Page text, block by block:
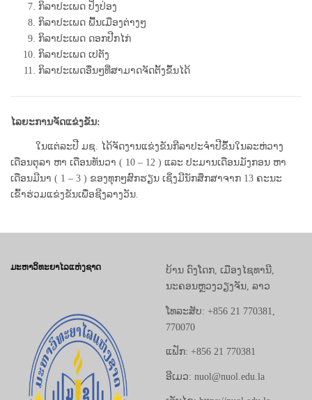
ກິລາປະເພດ ປິ່ງປ່ອງ
ກິລາປະເພດ ພື້ນເມືອງຕ່າງໆ
ກິລາປະເພດ ດອກປີກໄກ່
ກິລາປະເພດ ເປຕັງ
ກິລາປະເພດອື່ນໆທີ່ສາມາດຈັດຕັ້ງຂຶ້ນໄດ້
ໄລຍະການຈັດແຂ່ງຂັນ:
ໃນແຕ່ລະປີ ມຊ. ໄດ້ຈັດງານແຂ່ງຂັນກີລາປະຈຳປີຂຶ້ນໃນລະຫ່ວາງ
ເດືອນຕຸລາ ຫາ ເດືອນທັນວາ ( 10 – 12 ) ແລະ ປະມານເດືອນມັງກອນ ຫາ
ເດືອນມີນາ ( 1 – 3 ) ຂອງທຸກໆສົກຮຽນ ເຊິ່ງມີນັກສຶກສາຈາກ 13 ຄະນະ
ເຂົ້າຮ່ວມແຂ່ງຂັນເພື່ອຊີງລາງວັນ.
ມະຫາວິທະຍາໄລແຫ່ງຊາດ
ບ້ານ ດົງໂດກ, ເມືອງໄຊທານີ,
ນະຄອນຫຼວງວຽງຈັນ, ລາວ
ໂທລະສັບ: +856 21 770381,
770070
ແຟັກ: +856 21 770381
ອີເມວ: nuol@nuol.edu.la